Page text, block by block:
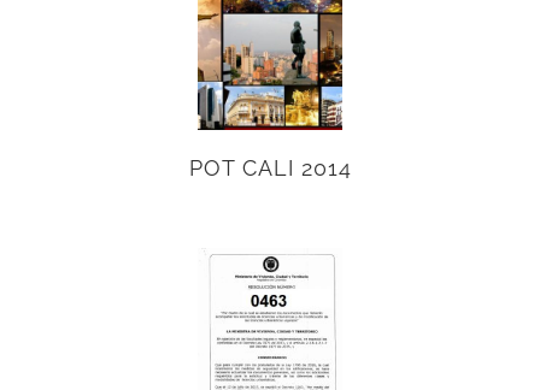
POT CALI 2014